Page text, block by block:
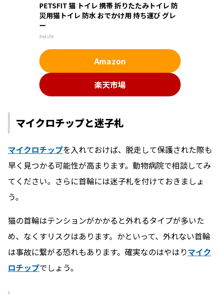
PETSFIT 猫 トイレ 携帯 折りたたみトイレ 防
災用猫トイレ 防水 おでかけ用 持ち運び グレ
ー
Petsfit
Amazon
楽天市場
マイクロチップと迷子札
マイクロチップを入れておけば、脱走して保護された際も
早く見つかる可能性が高まります。動物病院で相談してみ
てください。さらに首輪には迷子札を付けておきましょ
う。
猫の首輪はテンションがかかると外れるタイプが多いた
め、なくすリスクはあります。かといって、外れない首輪
は事故に繋がる恐れもあります。確実なのはやはりマイク
ロチップでしょう。